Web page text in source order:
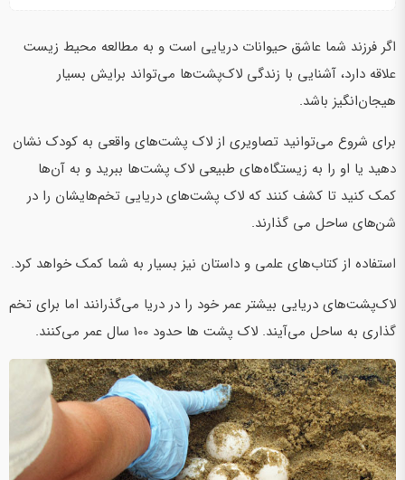
اگر فرزند شما عاشق حیوانات دریایی‌ است و به مطالعه محیط زیست
علاقه دارد، آشنایی با زندگی لاک‌پشت‌ها می‌تواند برایش بسیار
هیجان‌انگیز باشد.
برای شروع می‌توانید تصاویری از لاک پشت‌های واقعی به کودک نشان
دهید یا او را به زیستگاه‌های طبیعی لاک پشت‌ها ببرید و به آن‌ها
کمک کنید تا کشف کنند که لاک پشت‌های دریایی تخم‌هایشان را در
شن‌های ساحل می گذارند.
استفاده از کتاب‌های علمی و داستان نیز بسیار به شما کمک خواهد کرد.
لاک‌پشت‌های دریایی بیشتر عمر خود را در دریا می‌گذرانند اما برای تخم
گذاری به ساحل می‌آیند. لاک پشت ها حدود 100 سال عمر می‌کنند.